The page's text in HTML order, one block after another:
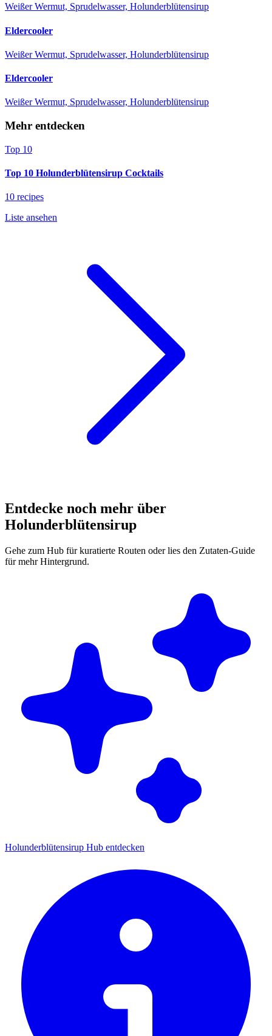
Weißer Wermut, Sprudelwasser, Holunderblütensirup
Eldercooler
Weißer Wermut, Sprudelwasser, Holunderblütensirup
Eldercooler
Weißer Wermut, Sprudelwasser, Holunderblütensirup
Mehr entdecken
Top 10
Top 10 Holunderblütensirup Cocktails
10 recipes
Liste ansehen
Entdecke noch mehr über
Holunderblütensirup
Gehe zum Hub für kuratierte Routen oder lies den Zutaten-Guide
für mehr Hintergrund.
Holunderblütensirup Hub entdecken